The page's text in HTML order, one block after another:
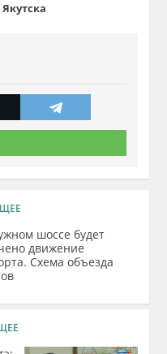
шоссе будет
движение
Схема объезда